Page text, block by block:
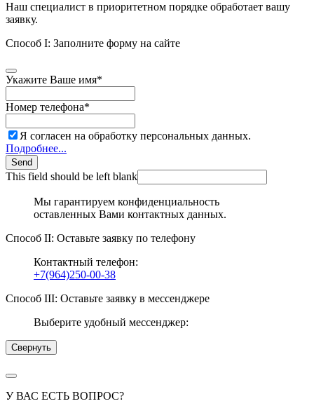
Наш специалист в приоритетном порядке обработает вашу
заявку.
Способ I: Заполните форму на сайте
Укажите Ваше имя*
Номер телефона*
Я согласен на обработку персональных данных.
Подробнее...
Send
This field should be left blank
Мы гарантируем конфиденциальность
оставленных Вами контактных данных.
Способ II: Оставьте заявку по телефону
Контактный телефон:
+7(964)250-00-38
Способ III: Оставьте заявку в мессенджере
Выберите удобный мессенджер:
Свернуть
У ВАС ЕСТЬ ВОПРОС?